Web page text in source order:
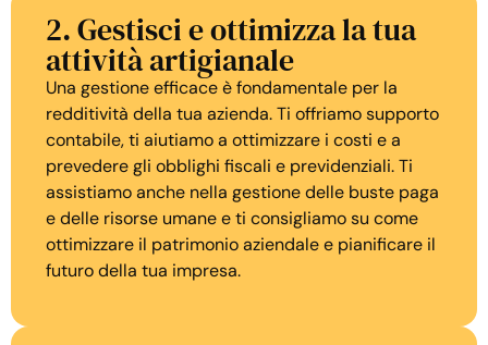
2. Gestisci e ottimizza la tua
attività artigianale
Una gestione efficace è fondamentale per la
redditività della tua azienda. Ti offriamo supporto
contabile, ti aiutiamo a ottimizzare i costi e a
prevedere gli obblighi fiscali e previdenziali. Ti
assistiamo anche nella gestione delle buste paga
e delle risorse umane e ti consigliamo su come
ottimizzare il patrimonio aziendale e pianificare il
futuro della tua impresa.